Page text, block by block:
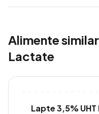
Alimente
Lactate
Lapte 3,5% UHT